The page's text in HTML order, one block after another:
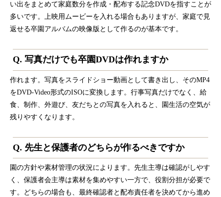
い出をまとめて家庭数分を作成・配布する記念DVDを指すことが
多いです。上映用ムービーを入れる場合もありますが、家庭で見
返せる卒園アルバムの映像版として作るのが基本です。
Q. 写真だけでも卒園DVDは作れますか
作れます。写真をスライドショー動画として書き出し、そのMP4
をDVD-Video形式のISOに変換します。行事写真だけでなく、給
食、制作、外遊び、友だちとの写真を入れると、園生活の空気が
残りやすくなります。
Q. 先生と保護者のどちらが作るべきですか
園の方針や素材管理の状況によります。先生主導は確認がしやす
く、保護者会主導は素材を集めやすい一方で、役割分担が必要で
す。どちらの場合も、最終確認者と配布責任者を決めてから進め